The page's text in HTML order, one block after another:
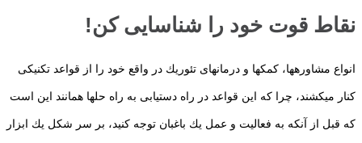
نقاط قوت خود را شناسایی كن!
انواع مشاوره‏ها‏، كمك‏ها و درمانهای تئوریك در واقع خود را از قواعد تكنیكی
كنار می‏كشند، چرا كه این قواعد در راه دستیابی به راه حل‏ها همانند این است
كه قبل از آنكه به فعالیت و عمل یك باغبان توجه كنید، بر سر شكل یك ابزار